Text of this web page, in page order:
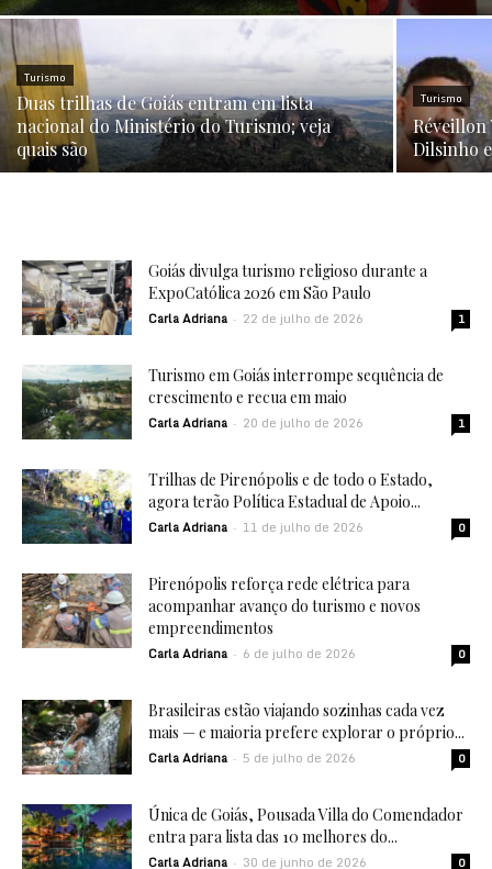
Turismo
Duas trilhas de Goiás entram em lista
nacional do Ministério do Turismo; veja
quais são
Turismo
Réveillon
Dilsinho
Goiás divulga turismo religioso durante a
ExpoCatólica 2026 em São Paulo
Carla Adriana - 22 de julho de 2026 1
Turismo em Goiás interrompe sequência de
crescimento e recua em maio
Carla Adriana - 20 de julho de 2026 1
Trilhas de Pirenópolis e de todo o Estado,
agora terão Política Estadual de Apoio...
Carla Adriana - 11 de julho de 2026 0
Pirenópolis reforça rede elétrica para
acompanhar avanço do turismo e novos
empreendimentos
Carla Adriana - 6 de julho de 2026 0
Brasileiras estão viajando sozinhas cada vez
mais — e maioria prefere explorar o próprio...
Carla Adriana - 5 de julho de 2026 0
Única de Goiás, Pousada Villa do Comendador
entra para lista das 10 melhores do...
Carla Adriana - 30 de junho de 2026 0